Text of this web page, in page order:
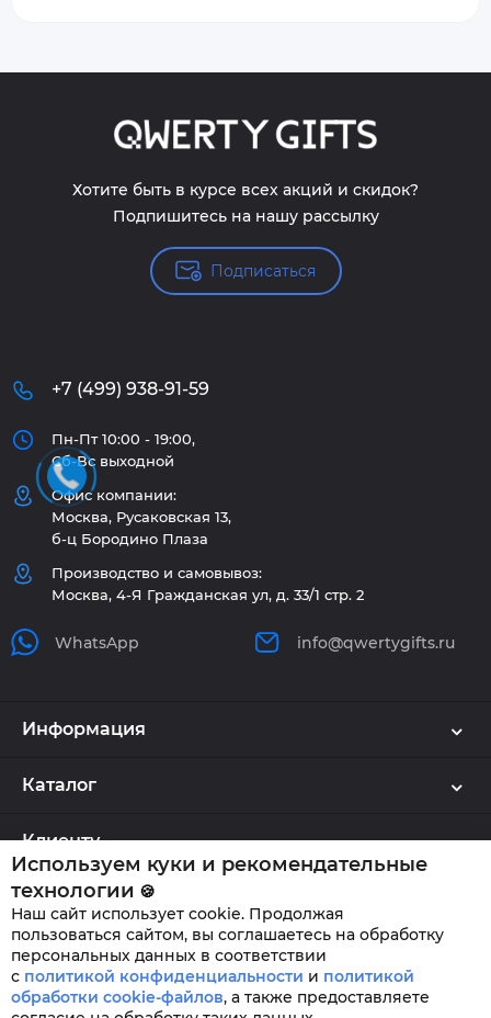
Хотите быть в курсе всех акций и скидок?
Подпишитесь на нашу рассылку
Подписаться
+7 (499) 938-91-59
Пн-Пт 10:00 - 19:00,
Сб-Вс выходной
Офис компании:
Москва, Русаковская 13,
б-ц Бородино Плаза
Производство и самовывоз:
Москва, 4-Я Гражданская ул, д. 33/1 стр. 2
WhatsApp info@qwertygifts.ru
Информация
Каталог
Клиенту
QWERTYGIFTS © 2026
Используем куки и рекомендательные
технологии 🍪
Наш сайт использует cookie. Продолжая
пользоваться сайтом, вы соглашаетесь на обработку
персональных данных в соответствии
с политикой конфиденциальности и политикой
обработки cookie-файлов, а также предоставляете